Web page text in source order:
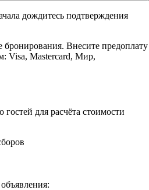
дождитесь подтверждения
Внесите предоплату
Visa, Mastercard, Мир,
для расчёта стоимости